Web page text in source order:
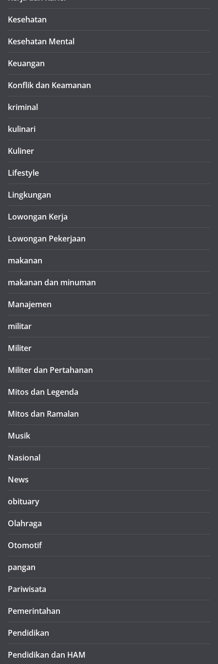
Kesehatan
Kesehatan Mental
Keuangan
Konflik dan Keamanan
kriminal
kulinari
Kuliner
Lifestyle
Lingkungan
Lowongan Kerja
Lowongan Pekerjaan
makanan
makanan dan minuman
Manajemen
militar
Militer
Militer dan Pertahanan
Mitos dan Legenda
Mitos dan Ramalan
Musik
Nasional
News
obituary
Olahraga
Otomotif
pangan
Pariwisata
Pemerintahan
Pendidikan
Pendidikan dan HAM